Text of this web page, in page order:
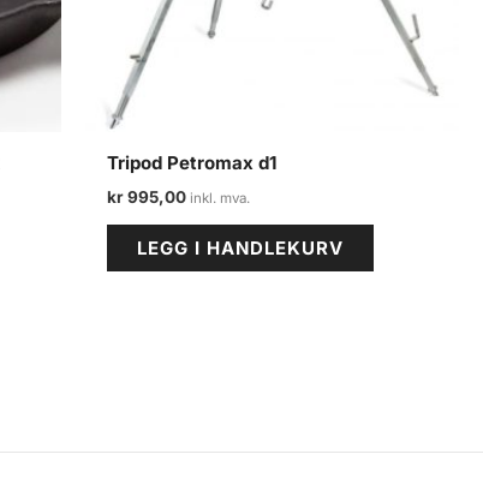
Tripod Petromax d1
kr995,00
LEGG I HANDLEKURV